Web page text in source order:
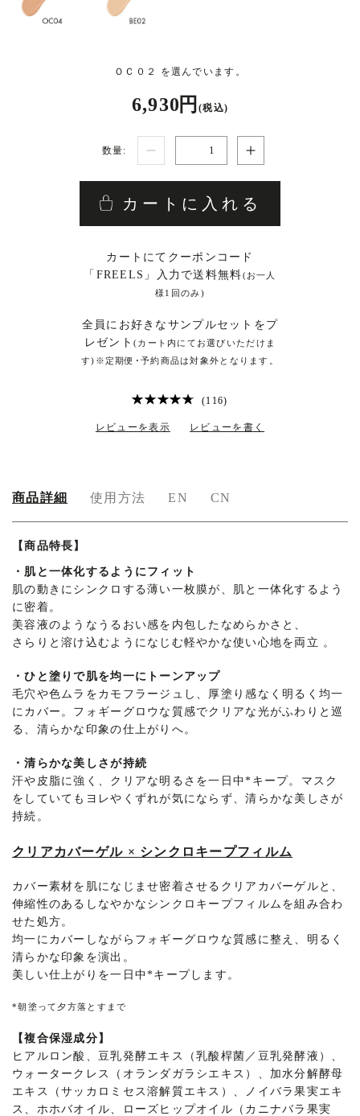
ＯＣ０２ を選んでいます。
6,930 円(税込)
数量:
カートに入れる
カートにてクーポンコード
「FREELS」入力で送料無料(お一人
様1回のみ)
全員にお好きなサンプルセットをプ
レゼント (カート内にてお選びいただけま
す)※定期便･予約商品は対象外となります。
(116)
レビューを表示 レビューを書く
商品詳細 使用方法 EN CN
商
品
詳
細
【商品特長】
・ 肌と一体化するようにフィット
肌の動きにシンクロする薄い一枚膜が、肌と一体化するよう
に密着。
美容液のようなうるおい感を内包したなめらかさと、
さらりと溶け込むようになじむ軽やかな使い心地を両立 。
・ひと塗りで肌を均一にトーンアップ
毛穴や色ムラをカモフラージュし、厚塗り感なく明るく均一
にカバー。フォギーグロウな質感でクリアな光がふわりと巡
る、清らかな印象の仕上がりへ。
・清らかな美しさが持続
汗や皮脂に強く、クリアな明るさを一日中* キープ。マスク
をしていてもヨレやくずれが気にならず、清らかな美しさが
持続。
クリアカバーゲル × シンクロキープフィルム
カバー素材を肌になじませ密着させるクリアカバーゲルと、
伸縮性のあるしなやかなシンクロキープフィルムを組み合わ
せた処方。
均一にカバーしながらフォギーグロウな質感に整え、明るく
清らかな印象を演出。
美しい仕上がりを一日中*キープします。
*朝塗って夕方落とすまで
【複合保湿成分】
ヒアルロン酸、豆乳発酵エキス（乳酸桿菌／豆乳発酵液）、
ウォータークレス（オランダガラシエキス）、加水分解酵母
エキス（サッカロミセス溶解質エキス）、ノイバラ果実エキ
ス、ホホバオイル、ローズヒップオイル（カニナバラ果実